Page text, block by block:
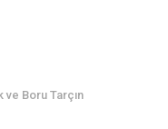
ve Boru Tarçın